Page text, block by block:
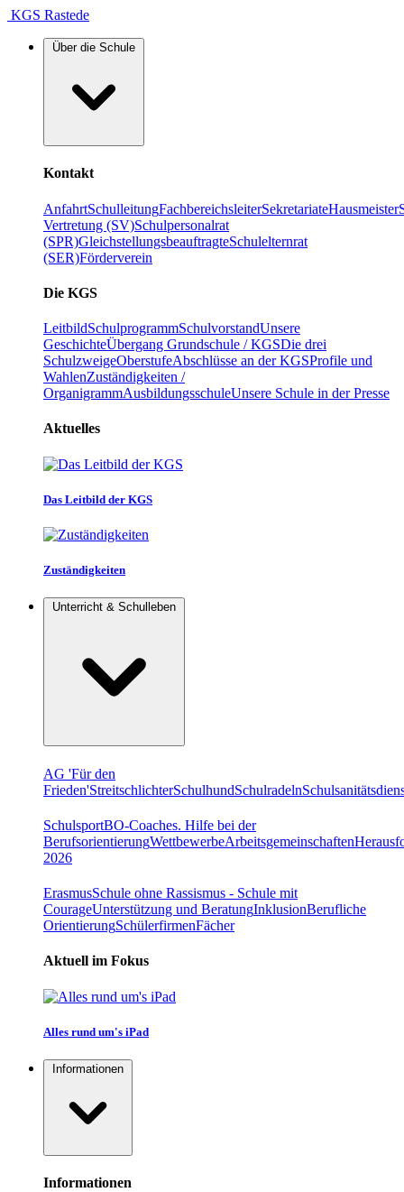
KGS Rastede
Über die Schule
Kontakt
AnfahrtSchulleitungFachbereichsleiterSekretariateHausmeister
Vertretung (SV)Schulpersonalrat
(SPR)GleichstellungsbeauftragteSchulelternrat
(SER)Förderverein
Die KGS
LeitbildSchulprogrammSchulvorstandUnsere
GeschichteÜbergang Grundschule / KGSDie drei
SchulzweigeOberstufeAbschlüsse an der KGSProfile und
WahlenZuständigkeiten /
OrganigrammAusbildungsschuleUnsere Schule in der Presse
Aktuelles
Das Leitbild der KGS
Zuständigkeiten
Unterricht & Schulleben
AG 'Für den
Frieden'StreitschlichterSchulhundSchulradeln
SchulsportBO-Coaches. Hilfe bei der
BerufsorientierungWettbewerbeArbeitsgemeinschaften
2026
ErasmusSchule ohne Rassismus - Schule mit
CourageUnterstützung und BeratungInklusionBerufliche
OrientierungSchülerfirmenFächer
Aktuell im Fokus
Alles rund um's iPad
Informationen
Informationen